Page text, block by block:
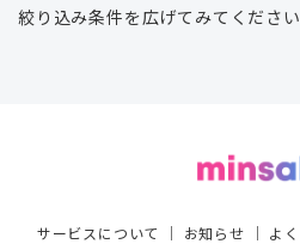
絞り込み条件を広げてみてください
サービスについて ｜ お知らせ ｜ よ